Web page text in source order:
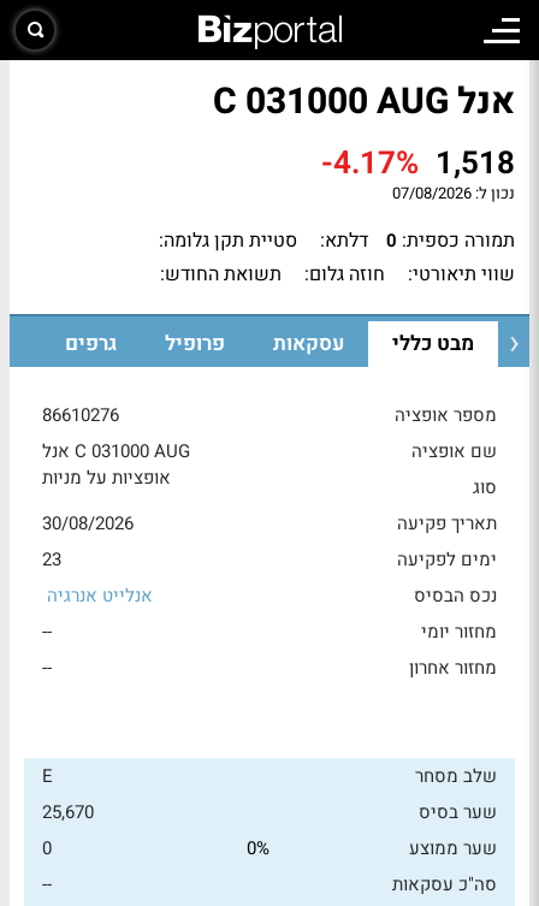
אנל C 031000 AUG
1,518
-4.17%
נכון ל: 07/08/2026
תמורה כספית: 0 דלתא:
סטיית תקן גלומה:
שווי תיאורטי:
חוזה גלום: תשואת החודש:
מבט כללי עסקאות פרופיל גרפים
מספר אופציה
86610276
שם אופציה
אנל C 031000 AUG
סוג
אופציות על מניות
תאריך פקיעה
30/08/2026
ימים לפקיעה
23
נכס הבסיס
אנלייט אנרגיה
מחזור יומי
--
מחזור אחרון
--
שלב מסחר
E
שער בסיס
25,670
שער ממוצע
0%
0
סה"כ עסקאות
--